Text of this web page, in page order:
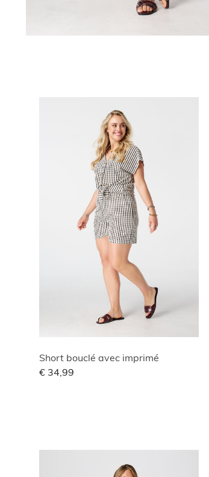
Short bouclé avec imprimé
€ 34,99